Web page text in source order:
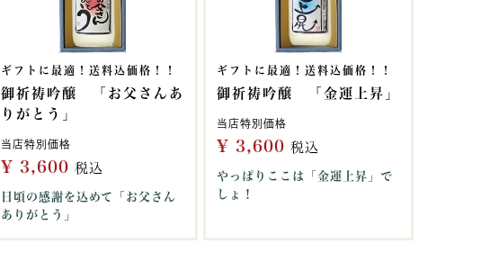
ギフトに最適！送料込価格！！
御祈祷吟醸 「お父さんあ
りがとう」
当店特別価格
¥ 3,600 税込
日頃の感謝を込めて「お父さん
ありがとう」
ギフトに最適！送料込価格！！
御祈祷吟醸 「金運上昇」
当店特別価格
¥ 3,600 税込
やっぱりここは「金運上昇」で
しょ！